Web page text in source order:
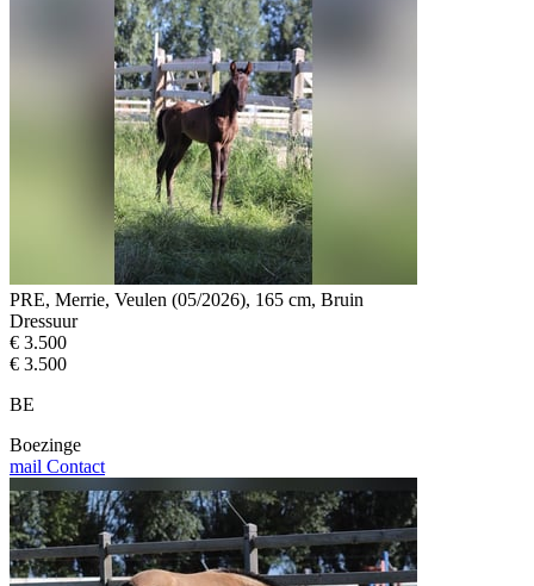
PRE, Merrie, Veulen (05/2026), 165 cm, Bruin
Dressuur
€ 3.500
€ 3.500
BE
Boezinge
mail Contact